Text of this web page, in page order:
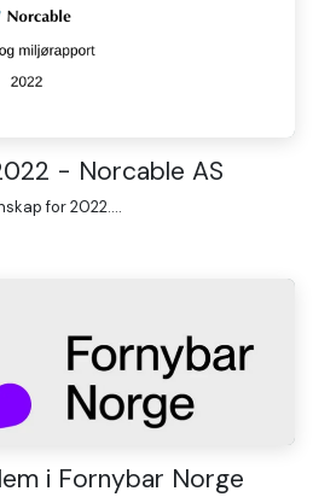
- Norcable AS
for 2022....
i Fornybar Norge